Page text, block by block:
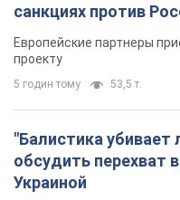
5 годин тому 8,1 т.
Россия нанесла
немецкому судну в
подробности
Во время эвакуации
нанесли еще один удар
3 години тому